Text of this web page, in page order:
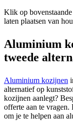
Klik op
laten plaatsen van
Aluminium
tweede
Aluminium kozijnen
alternatief op
kozijnen aanlegt?
offerte aan te
om je te helpen aan